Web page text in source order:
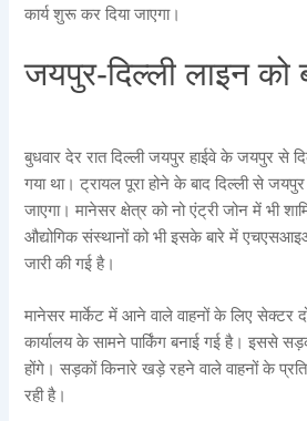
कार्य शुरू कर दिया जाएगा।
जयपुर-दिल्ली लाइन को
बुधवार देर रात दिल्ली जयपुर हाईवे के जयपुर से
गया था। ट्रायल पूरा होने के बाद दिल्ली से
जाएगा। मानेसर क्षेत्र को नो एंट्री जोन में भी
औद्योगिक संस्थानों को भी इसके बारे में
जारी की गई है।
मानेसर मार्केट में आने वाले वाहनों के लिए सेक्टर
कार्यालय के सामने पार्किंग बनाई गई है। इससे
होंगे। सड़कों किनारे खड़े रहने वाले वाहनों के प्रति
रही है।